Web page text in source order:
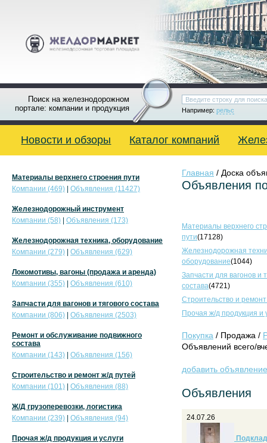
Поиск на железнодорожном
портале: компании и продукция
Например: рельс
Новости и обзоры Каталог компаний
Главная / Доска
Объявления
Материалы верхнего
пути(17128)
Железнодорожная
оборудование(1044)
Запчасти для вагонов и
состава(4721)
Строительство и
Прочая ж/д продукция и
Покупка / Продажа /
Объявлений всего/
добавить объявление
Объявления
24.07.26
Материалы верхнего строения пути
Компании (469)
Объявления (11427)
Железнодорожный инструмент
Компании (58)
Объявления (173)
Железнодорожная техника, оборудование
Компании (279)
Объявления (629)
Локомотивы, вагоны (продажа и аренда)
Компании (355)
Объявления (610)
Запчасти для вагонов и тягового состава
Компании (806)
Объявления (2503)
Ремонт и обслуживание подвижного
состава
Компании (143)
Объявления (156)
Строительство и ремонт ж/д путей
Компании (101)
Объявления (88)
Ж/Д грузоперевозки, логистика
Компании (239)
Объявления (94)
Прочая ж/д продукция и услуги